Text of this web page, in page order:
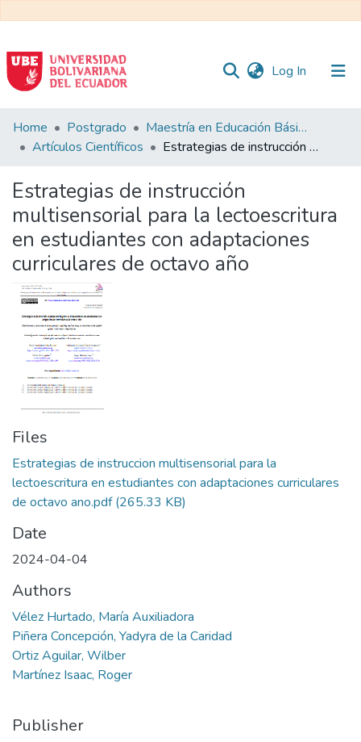
Log In (current)
Communities
&
All of DSpace
Statistics
Home Postgrado
Maestría en Educación Básica
Artículos Científicos
Estrategias de instrucción multisensorial para la lectoescritura en estudiantes con adaptaciones curriculares de octavo año
Estrategias de instrucción
multisensorial para la lectoescritura
en estudiantes con adaptaciones
curriculares de octavo año
Files
Estrategias de instruccion multisensorial para la
lectoescritura en estudiantes con adaptaciones curriculares
de octavo ano.pdf(265.33 KB)
Date
2024-04-04
Authors
Vélez Hurtado, María Auxiliadora
Piñera Concepción, Yadyra de la Caridad
Ortiz Aguilar, Wilber
Martínez Isaac, Roger
Publisher